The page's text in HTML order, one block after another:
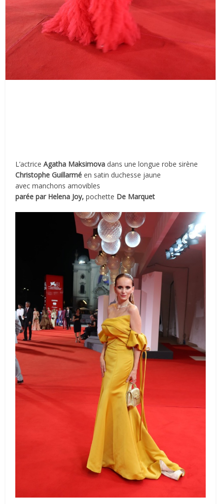
L’actriceAgatha Maksimova dans une longue robe sirène
Christophe Guillarméen satin duchesse jaune
avec manchons amovibles
parée par Helena Joy, pochette De Marquet